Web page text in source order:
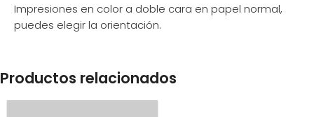
Impresiones en color a doble cara en papel normal,
puedes elegir la orientación.
Productos relacionados